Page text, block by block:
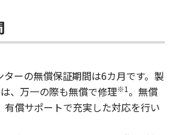
ターの無償保証期間は6カ月です。製
、万一の際も無償で修理※1 。無償
有償サポートで充実した対応を行い